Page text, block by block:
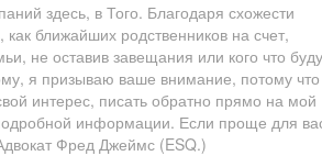
здесь, в Того. Благодаря схожести
ближайших родственников на счет,
не оставив завещания или кого что
я призываю ваше внимание, потому что
​​интерес, писать обратно прямо на мой
информации. Если проще для
Фред Джеймс (ESQ.)